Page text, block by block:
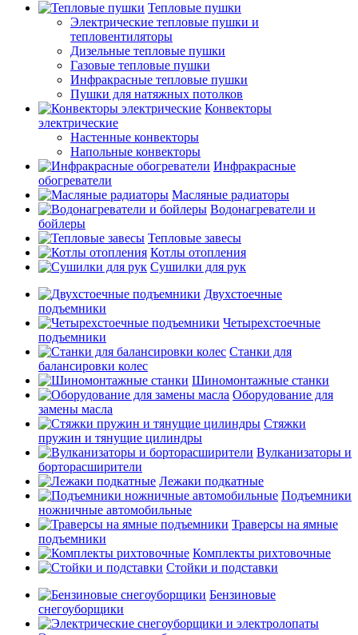
Тепловые пушки
Электрические тепловые пушки и
тепловентиляторы
Дизельные тепловые пушки
Газовые тепловые пушки
Инфракрасные тепловые пушки
Пушки для натяжных потолков
Конвекторы
электрические
Настенные конвекторы
Напольные конвекторы
Инфракрасные
обогреватели
Масляные радиаторы
Водонагреватели и
бойлеры
Тепловые завесы
Котлы отопления
Сушилки для рук
Двухстоечные
подъемники
Четырехстоечные
подъемники
Станки для
балансировки колес
Шиномонтажные станки
Оборудование для
замены масла
Стяжки
пружин и тянущие цилиндры
Вулканизаторы и
борторасширители
Лежаки подкатные
Подъемники
ножничные автомобильные
Траверсы на ямные
подъемники
Комплекты рихтовочные
Стойки и подставки
Бензиновые
снегоуборщики